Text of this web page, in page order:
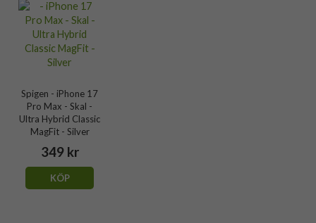
Spigen - iPhone 17
Pro Max - Skal -
Ultra Hybrid Classic
MagFit - Silver
349 kr
KÖP